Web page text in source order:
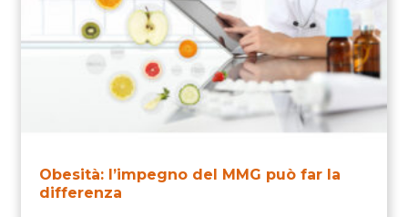
Obesità: l’impegno del MMG può far la
differenza